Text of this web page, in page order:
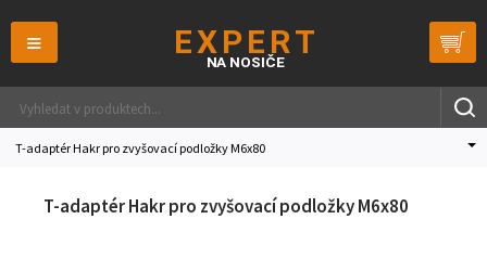
≡
T-adaptér Hakr pro zvyšovací podložky M6x80
T-adaptér Hakr pro zvyšovací podložky M6x80